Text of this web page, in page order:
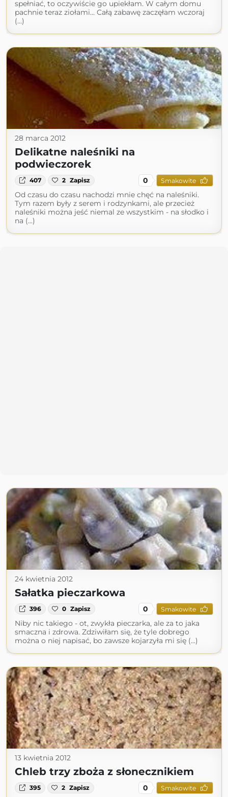
spełniać, to oczywiście go upiekłam. W całym domu
pachnie teraz ziołami... Całą zabawę zaczęłam wczoraj
(...)
28 marca 2012
Delikatne naleśniki na
podwieczorek
407 2 Zapisz 0 Smakowite
Od czasu do czasu nachodzi mnie chęć na naleśniki.
Tym razem były z serem i rodzynkami, ale przecież
naleśniki można jeść niemal ze wszystkim - na słodko i
na (...)
24 kwietnia 2012
Sałatka pieczarkowa
396 0 Zapisz 0 Smakowite
Niby nic takiego - ot, zwykła pieczarka, ale za to jaka
smaczna i zdrowa. Zdziwiłam się, że tyle dobrego
można o niej napisać, bo zawsze kojarzyła mi się (...)
13 kwietnia 2012
Chleb trzy zboża z słonecznikiem
395 2 Zapisz 0 Smakowite